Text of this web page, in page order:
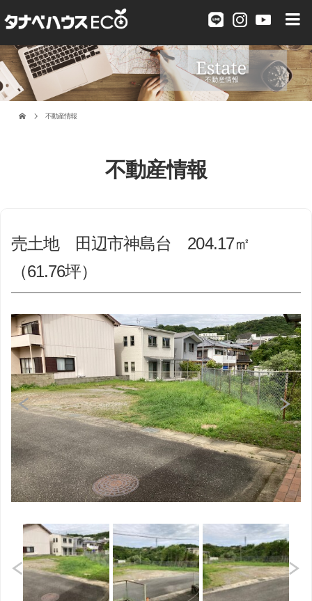
不動産情報
不動産情報
売土地 田辺市神島台 204.17㎡
（61.76坪）